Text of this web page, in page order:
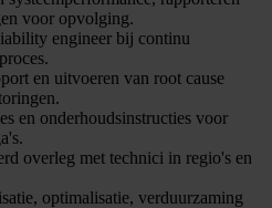
voor opvolging.
engineer bij continu
en uitvoeren van root cause
en onderhoudsinstructies voor
overleg met technici in regio's en
optimalisatie, verduurzaming